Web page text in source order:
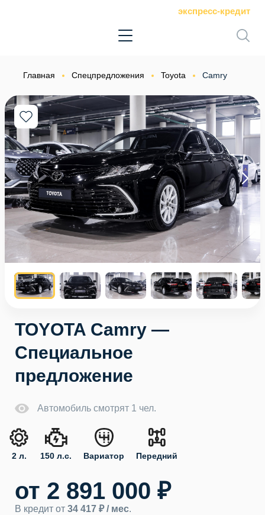
экспресс-кредит
Главная Спецпредложения Toyota Camry
TOYOTA Camry —
Специальное
предложение
Автомобиль смотрят 1 чел.
2 л. 150 л.с. Вариатор Передний
от 2 891 000 ₽
В кредит от 34 417 ₽ / мес.